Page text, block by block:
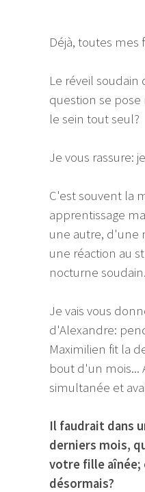
Déjà, toutes
Le réveil soudain
question se
le sein tout seul?
Je vous rassure:
C'est souvent la
apprentissage
une autre, d'une
une réaction au
nocturne soudain.
Je vais vous
d'Alexandre:
Maximilien fit la
bout d'un mois...
simultanée et
Il faudrait dans
derniers mois,
votre fille aînée;
désormais?